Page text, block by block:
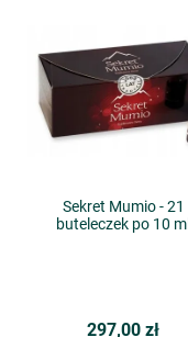
Sekret Mumio - 21
buteleczek po 10 ml
297,00 zł